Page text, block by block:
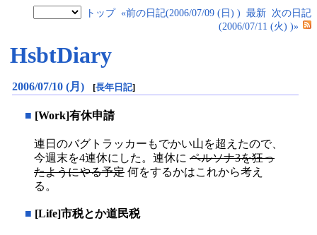
トップ «前の日記(2006/07/09 (日) ) 最新 次の日記
(2006/07/11 (火) )»
HsbtDiary
2006/07/10 (月) [長年日記]
■ [Work]有休申請
連日のバグトラッカーもでかい山を超えたので、
今週末を4連休にした。連休に ペルソナ3を狂っ
たようにやる予定 何をするかはこれから考え
る。
■ [Life]市税とか道民税